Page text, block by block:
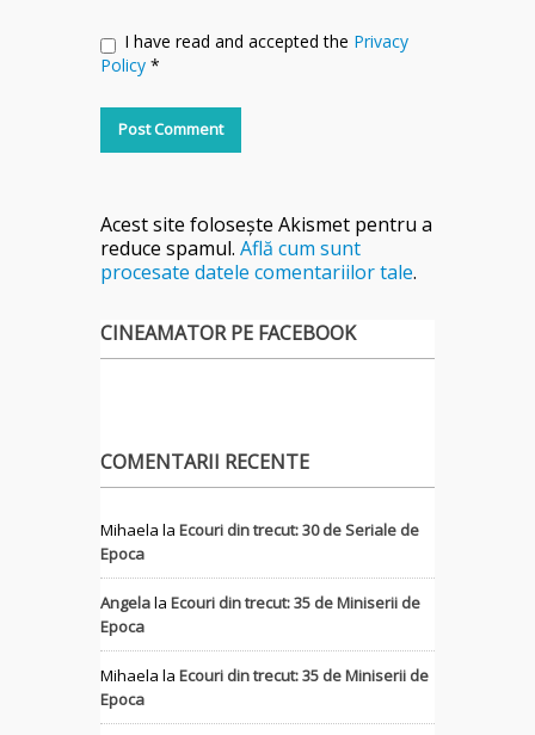
I have read and accepted the Privacy
Policy *
Acest site folosește Akismet pentru a
reduce spamul. Află cum sunt
procesate datele comentariilor tale.
CINEAMATOR PE FACEBOOK
COMENTARII RECENTE
Mihaela la Ecouri din trecut: 30 de Seriale de
Epoca
Angelala Ecouri din trecut: 35 de Miniserii de
Epoca
Mihaela la Ecouri din trecut: 35 de Miniserii de
Epoca